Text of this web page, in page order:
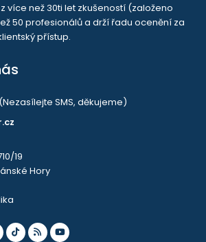
více než 30ti let zkušeností (založeno
50 profesionálů a drží řadu ocenění za
přístup.
(Nezasílejte SMS, děkujeme)
19
Hory